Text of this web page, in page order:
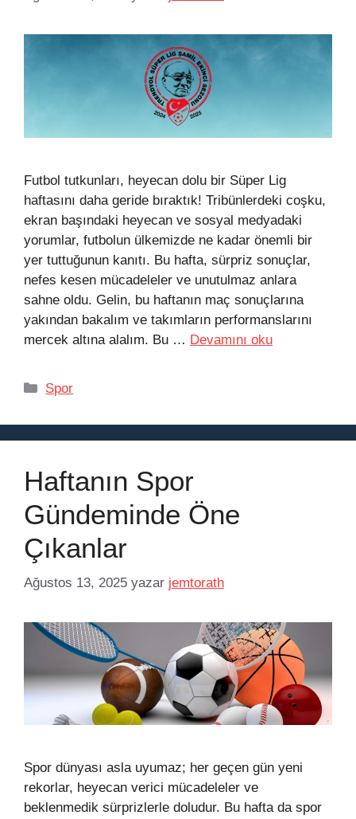
Futbol tutkunları, heyecan dolu bir Süper Lig
haftasını daha geride bıraktık! Tribünlerdeki coşku,
ekran başındaki heyecan ve sosyal medyadaki
yorumlar, futbolun ülkemizde ne kadar önemli bir
yer tuttuğunun kanıtı. Bu hafta, sürpriz sonuçlar,
nefes kesen mücadeleler ve unutulmaz anlara
sahne oldu. Gelin, bu haftanın maç sonuçlarına
yakından bakalım ve takımların performanslarını
mercek altına alalım. Bu … Devamını oku
Kategoriler
Spor
Haftanın Spor
Gündeminde Öne
Çıkanlar
Ağustos 13, 2025 yazar jemtorath
Spor dünyası asla uyumaz; her geçen gün yeni
rekorlar, heyecan verici mücadeleler ve
beklenmedik sürprizlerle doludur. Bu hafta da spor